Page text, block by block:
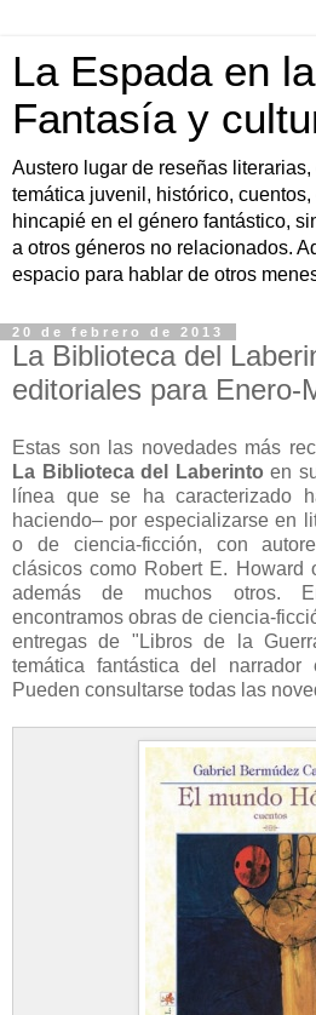
La Espada en
Fantasía y
Austero lugar de reseñas
temática juvenil, histórico, cuentos,
hincapié en el género fantástico,
a otros géneros no relacionados.
espacio para hablar de otros
20 de febrero de 2013
La Biblioteca del
editoriales para Enero-
Estas son las novedades más
La Biblioteca del Laberinto en
línea que se ha caracterizado
haciendo– por especializarse en
o de ciencia-ficción, con
clásicos como Robert E. Howard
además de muchos otros.
encontramos obras de ciencia-
entregas de "Libros de la
temática fantástica del narrador
Pueden consultarse todas las